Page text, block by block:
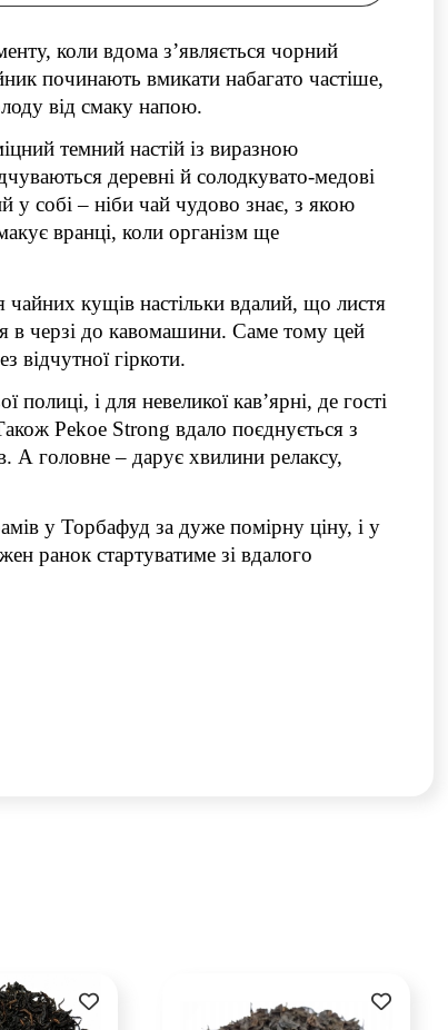
коли вдома з’являється чорний
починають вмикати набагато частіше,
від смаку напою.
темний настій із виразною
деревні й солодкувато-медові
у собі – ніби чай чудово знає, з якою
вранці, коли організм ще
кущів настільки вдалий, що листя
в черзі до кавомашини. Саме тому цей
відчутної гіркоти.
і для невеликої кав’ярні, де гості
Pekoe Strong вдало поєднується з
А головне – дарує хвилини релаксу,
у Торбафуд за дуже помірну ціну, і у
ранок стартуватиме зі вдалого